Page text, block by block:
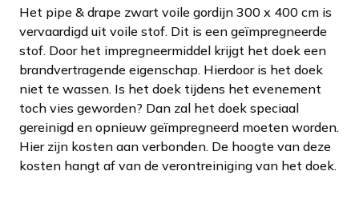
Het pipe & drape zwart voile gordijn 300 x 400 cm is
vervaardigd uit voile stof. Dit is een geïmpregneerde
stof. Door het impregneermiddel krijgt het doek een
brandvertragende eigenschap. Hierdoor is het doek
niet te wassen. Is het doek tijdens het evenement
toch vies geworden? Dan zal het doek speciaal
gereinigd en opnieuw geïmpregneerd moeten worden.
Hier zijn kosten aan verbonden. De hoogte van deze
kosten hangt af van de verontreiniging van het doek.